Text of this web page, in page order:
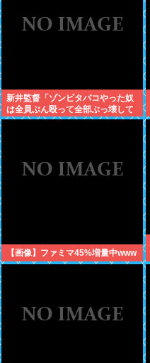
新井監督「ゾンビタバコやった奴
は全員ぶん殴って全部ぶっ壊して
から辞めたい」
【画像】ファミマ45%増量中www